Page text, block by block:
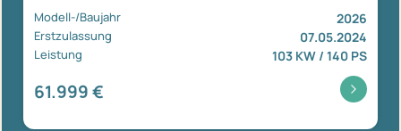
Modell-/Baujahr 2026
Erstzulassung 07.05.2024
Leistung 103 KW / 140 PS
61.999 €